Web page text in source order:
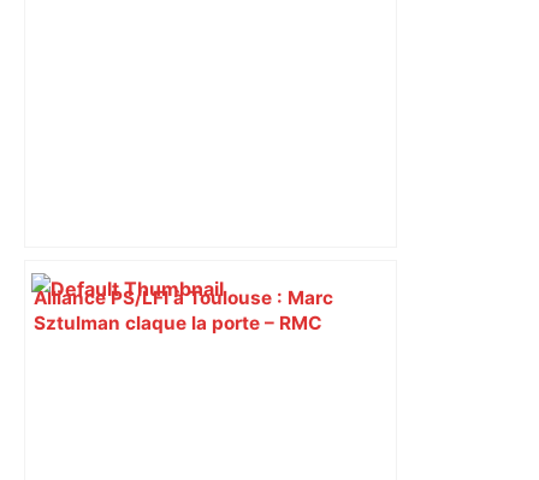
Alliance PS/LFI à Toulouse : Marc
Sztulman claque la porte – RMC